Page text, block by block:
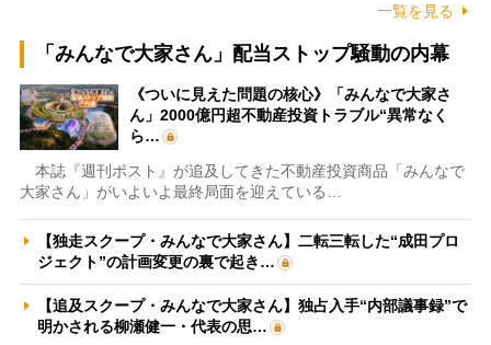
一覧を見る
「みんなで大家さん」配当ストップ騒動の内幕
《ついに見えた問題の核心》「みんなで大家さ
ん」2000億円超不動産投資トラブル“異常なく
ら…
本誌『週刊ポスト』が追及してきた不動産投資商品「みんなで
大家さん」がいよいよ最終局面を迎えている…
【独走スクープ・みんなで大家さん】二転三転した“成田プロ
ジェクト”の計画変更の裏で起き…
【追及スクープ・みんなで大家さん】独占入手“内部議事録”で
明かされる柳瀬健一・代表の思…